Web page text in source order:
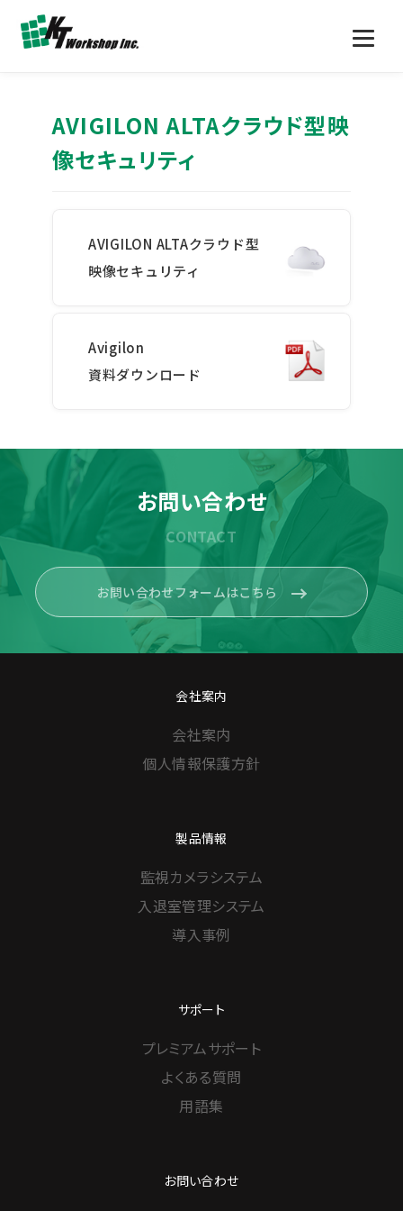
AVIGILON ALTAクラウド型映
像セキュリティ
AVIGILON ALTAクラウド型
映像セキュリティ
Avigilon
資料ダウンロード
お問い合わせ
CONTACT
お問い合わせフォームはこちら
会社案内
会社案内
個人情報保護方針
製品情報
監視カメラシステム
入退室管理システム
導入事例
サポート
プレミアムサポート
よくある質問
用語集
お問い合わせ